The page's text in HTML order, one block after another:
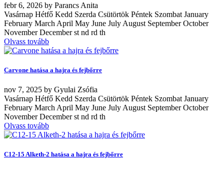
febr6, 2026 by Parancs Anita
Vasárnap Hétfő Kedd Szerda Csütörtök Péntek Szombat January
February March April May June July August September October
November December st nd rd th
Olvass tovább
Carvone hatása a hajra és fejbőrre
nov 7, 2025 by Gyulai Zsófia
Vasárnap Hétfő Kedd Szerda Csütörtök Péntek Szombat January
February March April May June July August September October
November December st nd rd th
Olvass tovább
C12-15 Alketh-2 hatása a hajra és fejbőrre